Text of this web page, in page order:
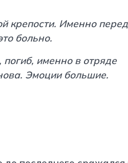
крепости. Именно перед
больно.
именно в отряде
Эмоции большие.